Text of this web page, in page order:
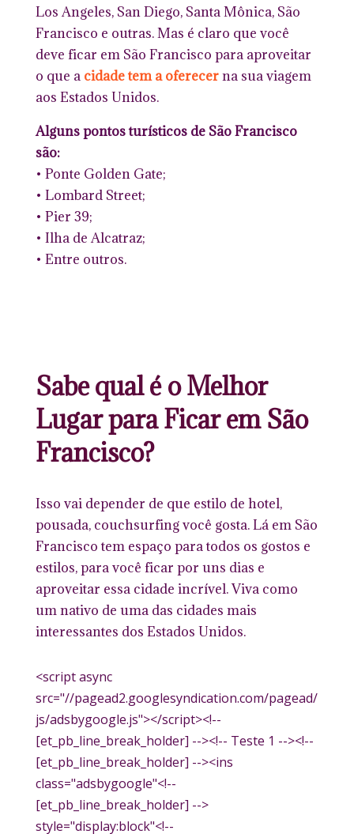
Los Angeles, San Diego, Santa Mônica, São
Francisco e outras. Mas é claro que você
deve ficar em São Francisco para aproveitar
o que a cidade tem a oferecerna sua viagem
aos Estados Unidos.
Alguns pontos turísticos de São Francisco
são:
• Ponte Golden Gate;
• Lombard Street;
• Pier 39;
• Ilha de Alcatraz;
• Entre outros.
Sabe qual é o Melhor
Lugar para Ficar em São
Francisco?
Isso vai depender de que estilo de hotel,
pousada, couchsurfing você gosta. Lá em São
Francisco tem espaço para todos os gostos e
estilos, para você ficar por uns dias e
aproveitar essa cidade incrível. Viva como
um nativo de uma das cidades mais
interessantes dos Estados Unidos.
<script async
src="//pagead2.googlesyndication.com/pagead/
js/adsbygoogle.js"></script><!--
[et_pb_line_break_holder] --><!-- Teste 1 --><!--
[et_pb_line_break_holder] --><ins
class="adsbygoogle"<!--
[et_pb_line_break_holder] -->
style="display:block"<!--